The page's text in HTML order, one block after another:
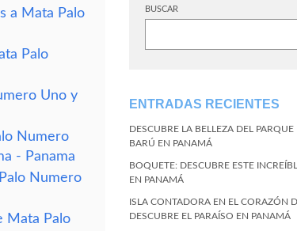
a Mata Palo
Palo
Uno y
Numero
- Panama
Numero
Mata Palo
BUSCAR
ENTRADAS RECIENTES
DESCUBRE LA BELLEZA DEL
BARÚ EN PANAMÁ
BOQUETE: DESCUBRE ESTE
EN PANAMÁ
ISLA CONTADORA EN EL CORAZÓN
DESCUBRE EL PARAÍSO EN PANAMÁ